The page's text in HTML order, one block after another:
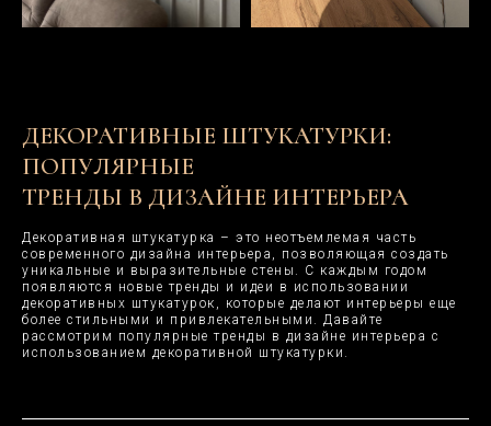
ДЕКОРАТИВНЫЕ ШТУКАТУРКИ:
ПОПУЛЯРНЫЕ
ТРЕНДЫ В ДИЗАЙНЕ ИНТЕРЬЕРА
Декоративная штукатурка – это неотъемлемая часть
современного дизайна интерьера, позволяющая создать
уникальные и выразительные стены. С каждым годом
появляются новые тренды и идеи в использовании
декоративных штукатурок, которые делают интерьеры еще
более стильными и привлекательными. Давайте
рассмотрим популярные тренды в дизайне интерьера с
использованием декоративной штукатурки.